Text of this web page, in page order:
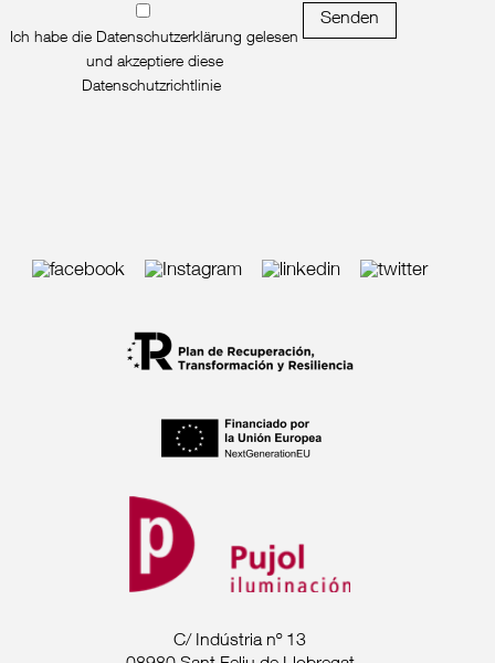
Ich habe die Datenschutzerklärung gelesen
und akzeptiere diese
Datenschutzrichtlinie
Senden
C/ Indústria nº 13